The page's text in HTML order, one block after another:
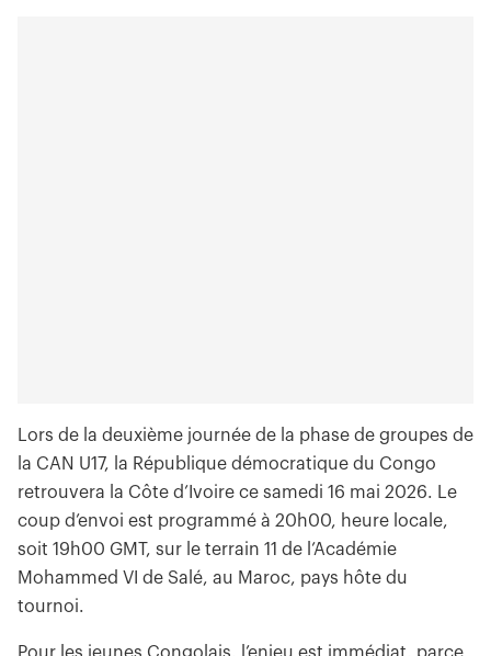
Lors de la deuxième journée de la phase de groupes de
la CAN U17, la République démocratique du Congo
retrouvera la Côte d’Ivoire ce samedi 16 mai 2026. Le
coup d’envoi est programmé à 20h00, heure locale,
soit 19h00 GMT, sur le terrain 11 de l’Académie
Mohammed VI de Salé, au Maroc, pays hôte du
tournoi.